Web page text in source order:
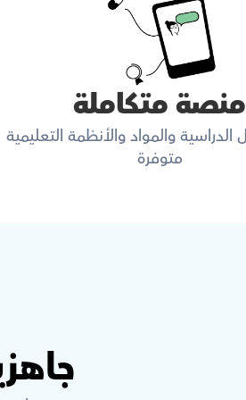
منصة متكاملة
جميع المراحل الدراسية والمواد والأنظمة التعليمية
متوفرة